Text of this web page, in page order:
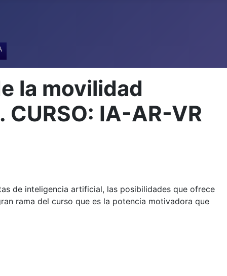
la movilidad
IA-AR-VR
de inteligencia artificial, las posibilidades que ofrece
rama del curso que es la potencia motivadora que